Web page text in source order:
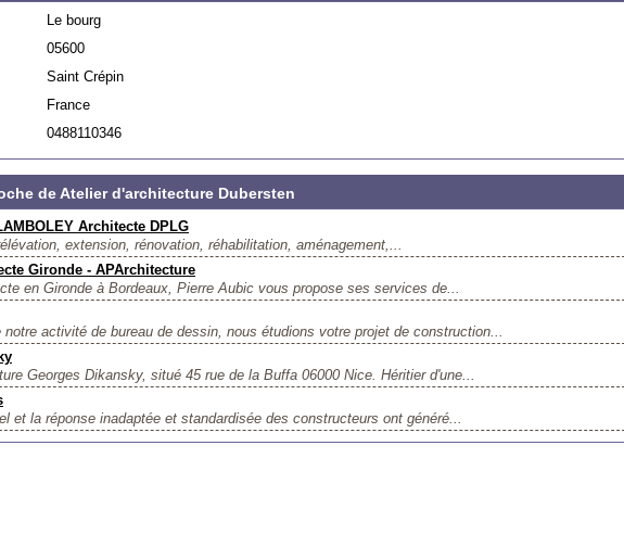
Le bourg
05600
Saint Crépin
France
0488110346
de Atelier d'architecture Dubersten
Architecte DPLG
extension, rénovation, réhabilitation, aménagement,...
Gironde - APArchitecture
en Gironde à Bordeaux, Pierre Aubic vous propose ses services de...
notre activité de bureau de dessin, nous étudions votre projet de construction...
Georges Dikansky, situé 45 rue de la Buffa 06000 Nice. Héritier d'une...
et la réponse inadaptée et standardisée des constructeurs ont généré...